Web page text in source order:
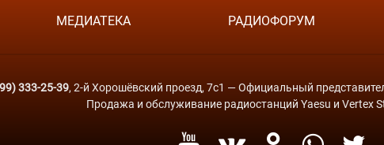
МЕДИАТЕКА
РАДИОФОРУМ
333-25-39, 2-й Хорошёвский проезд, 7с1 — Официальный
Продажа и обслуживание радиостанций Yaesu и Vertex